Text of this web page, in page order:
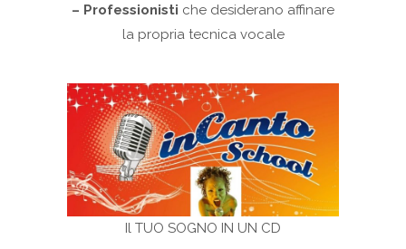
– Professionisti che desiderano affinare
la propria tecnica vocale
Il TUO SOGNO IN UN CD